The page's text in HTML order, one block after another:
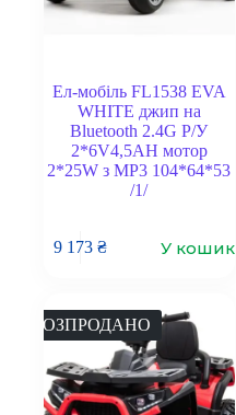
Ел-мобіль FL1538 EVA
WHITE джип на
Bluetooth 2.4G Р/У
2*6V4,5AH мотор
2*25W з MP3 104*64*53
/1/
9 173₴ У кошик
РОЗПРОДАНО